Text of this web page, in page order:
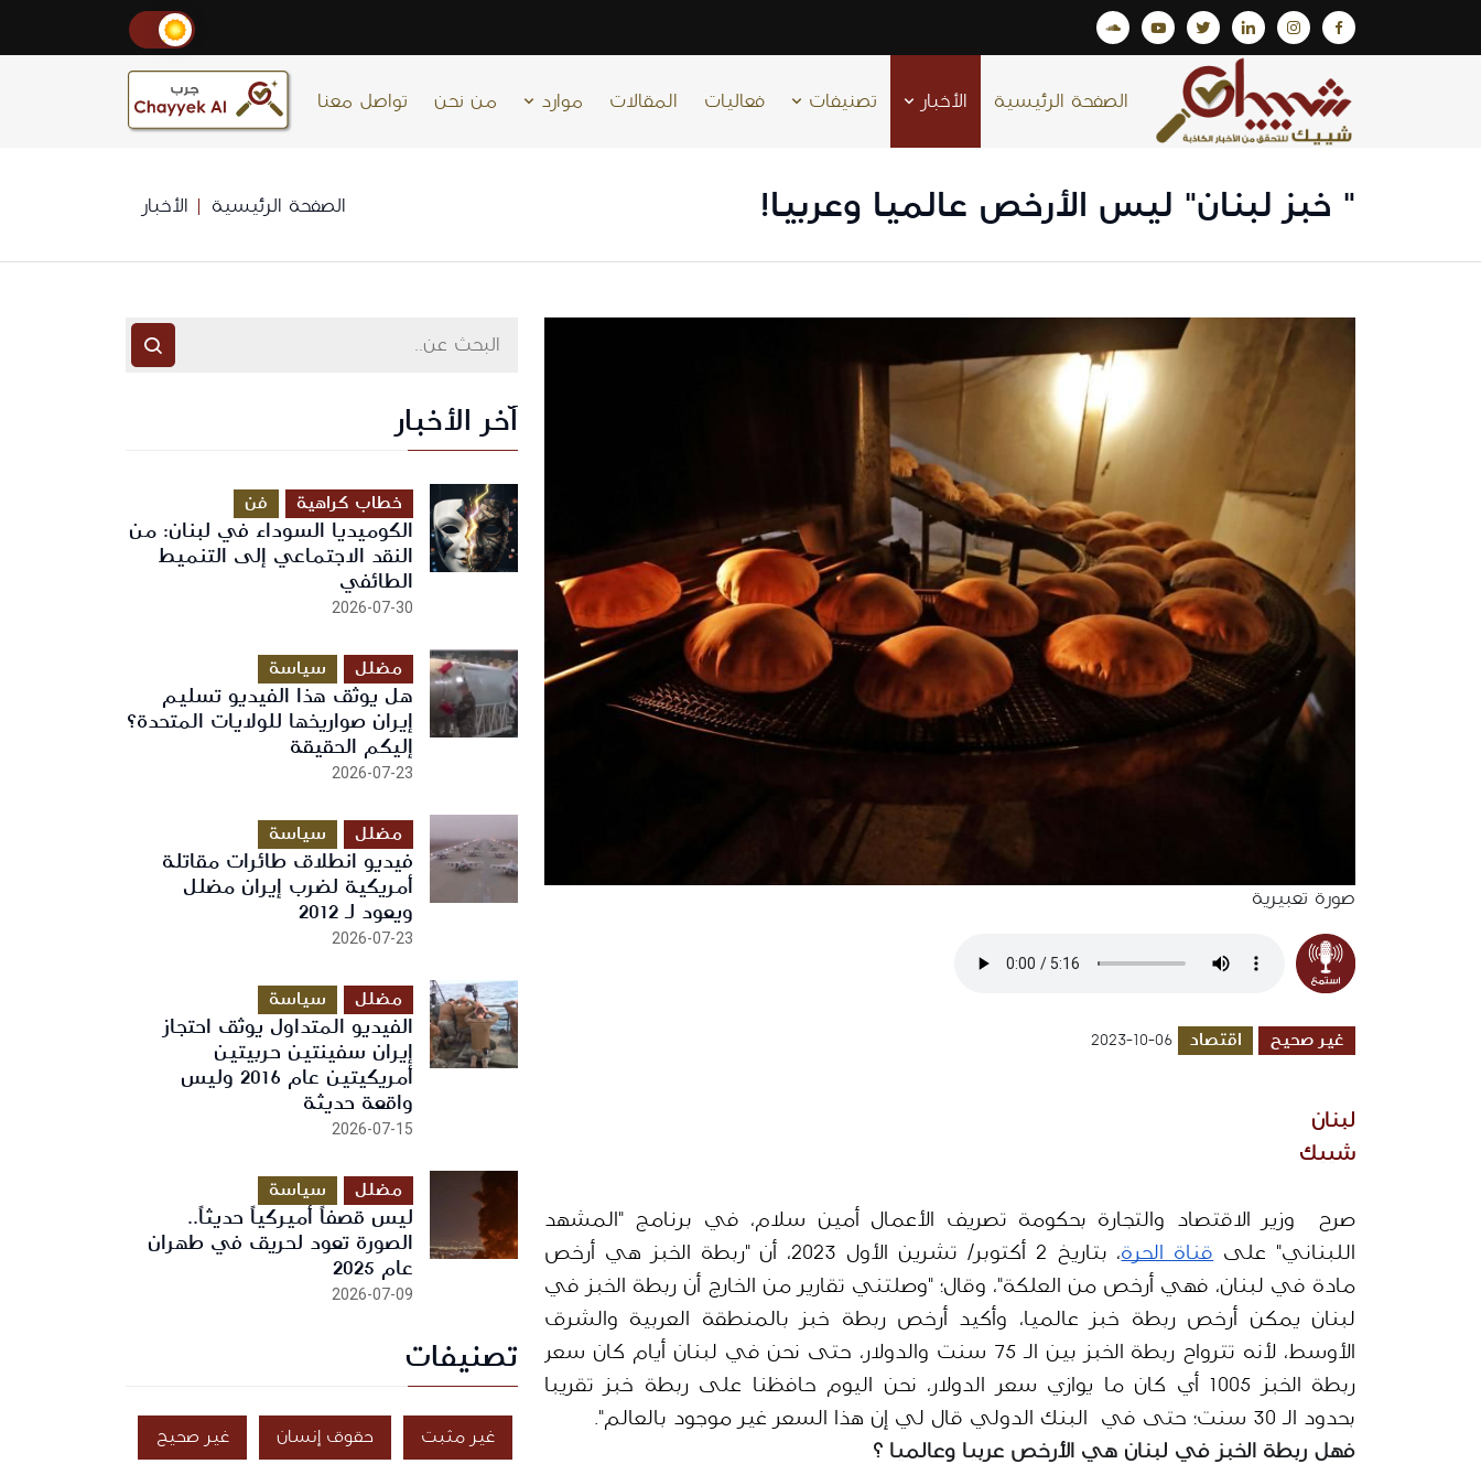
الصفحة الرئيسية الأخبار تصنيفات فعاليات المقالات موارد من نحن تواصل معنا
" خبز لبنان" ليس الأرخص عالميا وعربيا! الصفحة الرئيسية الأخبار
صورة تعبيرية
غير صحيح اقتصاد
لبنان
شييك
اللبناني" على قناة الحرة، بتاريخ 2 أكتوبر/ تشرين الأول 2023،
بحدود الـ 30 سنت؛ حتى في  البنك الدولي قال لي إن هذا السعر غير موجود بالعالم".
فهل ربطة الخبز في لبنان هي الأرخص عربيا وعالميا ؟
آخر الأخبار
خطاب كراهية فن
الكوميديا السوداء في لبنان: من
النقد الاجتماعي إلى التنميط
الطائفي
2026-07-30
مضلل سياسة
هل يوثق هذا الفيديو تسليم
إيران صواريخها للولايات المتحدة؟
إليكم الحقيقة
2026-07-23
مضلل سياسة
فيديو انطلاق طائرات مقاتلة
أمريكية لضرب إيران مضلل
ويعود لـ 2012
2026-07-23
مضلل سياسة
الفيديو المتداول يوثق احتجاز
إيران سفينتين حربيتين
أمريكيتين عام 2016 وليس
واقعة حديثة
2026-07-15
مضلل سياسة
ليس قصفاً أميركياً حديثاً..
الصورة تعود لحريق في طهران
عام 2025
2026-07-09
تصنيفات
غير مثبت حقوق إنسان غير صحيح